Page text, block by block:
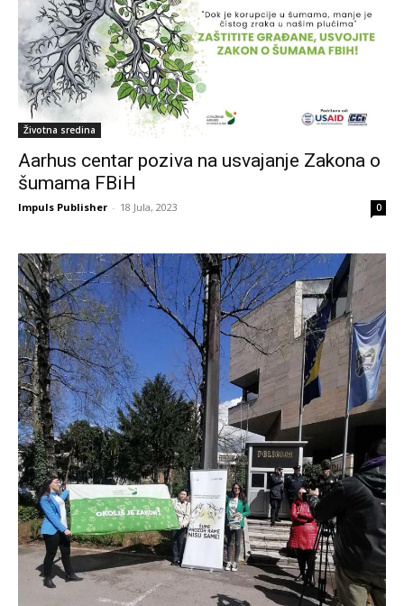
Životna sredina
Aarhus centar poziva na usvajanje Zakona o
šumama FBiH
Impuls Publisher - 18 Jula, 2023 0